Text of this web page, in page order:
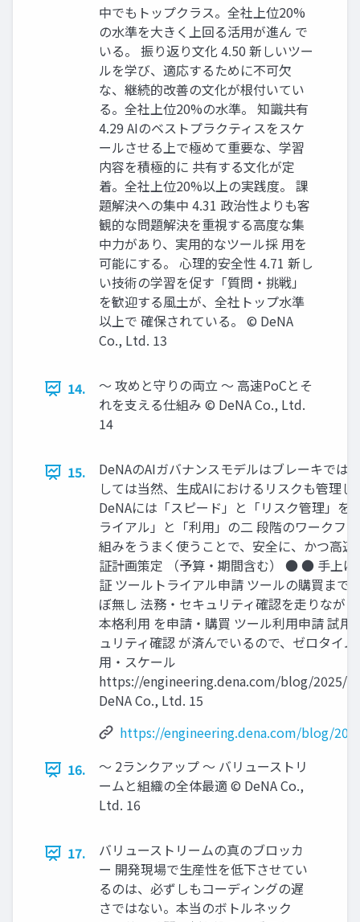
中でもトップクラス。全社上位20%
の水準を大きく上回る活用が進ん で
いる。 振り返り文化 4.50 新しいツー
ルを学び、適応するために不可欠
な、継続的改善の文化が根付いてい
る。全社上位20%の水準。 知識共有
4.29 AIのベストプラクティスをスケ
ールさせる上で極めて重要な、学習
内容を積極的に 共有する文化が定
着。全社上位20%以上の実践度。 課
題解決への集中 4.31 政治性よりも客
観的な問題解決を重視する高度な集
中力があり、実用的なツール採 用を
可能にする。 心理的安全性 4.71 新し
い技術の学習を促す「質問・挑戦」
を歓迎する風土が、全社トップ水準
以上で 確保されている。 © DeNA
Co., Ltd. 13
14.
〜 攻めと守りの両立 〜 高速PoCとそ
れを支える仕組み © DeNA Co., Ltd.
14
15.
DeNAのAIガバナンスモデルはブレーキでは
しては当然、生成AIにおけるリスクも管理
DeNAには「スピード」と「リスク管理」を
ライアル」と「利用」の二 段階のワークフ
組みをうまく使うことで、安全に、かつ高
証計画策定 （予算・期間含む） ● ● 手上げ
証 ツールトライアル申請 ツールの購買まで
ぼ無し 法務・セキュリティ確認を走りなが
本格利用 を申請・購買 ツール利用申請 試用
ュリティ確認 が済んでいるので、ゼロタイ
用・スケール
https://engineering.dena.com/blog/2025/
DeNA Co., Ltd. 15
https://engineering.dena.com/blog/
16.
〜 2ランクアップ 〜 バリューストリ
ームと組織の全体最適 © DeNA Co.,
Ltd. 16
17.
バリューストリームの真のブロッカ
ー 開発現場で生産性を低下させてい
るのは、必ずしもコーディングの遅
さではない。本当のボトルネック